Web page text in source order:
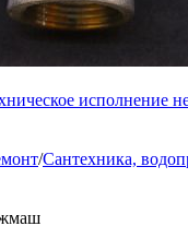
исполнение
/Сантехника,